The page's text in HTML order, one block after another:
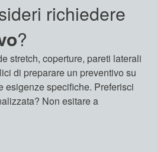
richiedere
?
stretch, coperture, pareti laterali
di preparare un preventivo su
esigenze specifiche. Preferisci
Non esitare a